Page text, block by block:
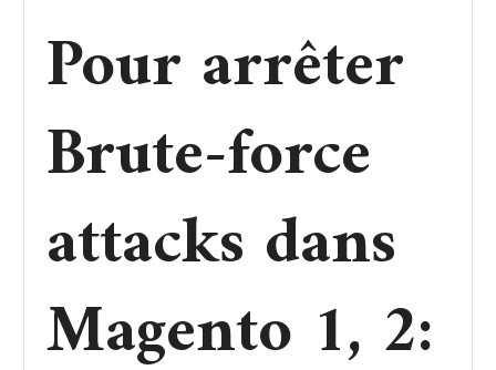
Pour arrêter
Brute-force
attacks dans
Magento 1, 2: